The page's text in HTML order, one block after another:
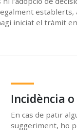
iniciat el tràmit
Incidència
En cas de patir
suggeriment, ho